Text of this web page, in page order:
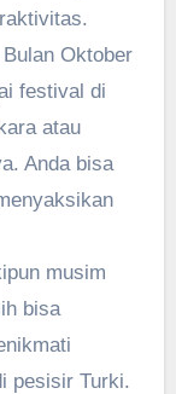
Bulan Oktober
festival di
atau
Anda bisa
musim
bisa
pesisir Turki.